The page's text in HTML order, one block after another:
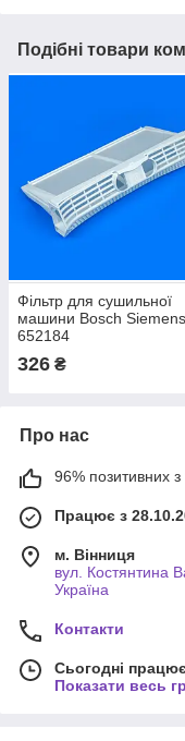
Подібні товари
Фільтр для сушильної
машини Bosch Siemens
652184
326 ₴
Про нас
96% позитивних з
Працює з
м. Вінниця
вул. Костянтина
Україна
Контакти
Сьогодні
Показати весь